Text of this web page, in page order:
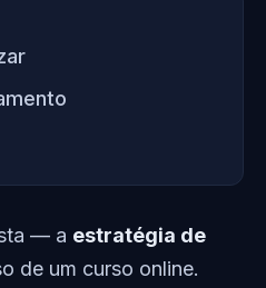
— a estratégia de
de um curso online.